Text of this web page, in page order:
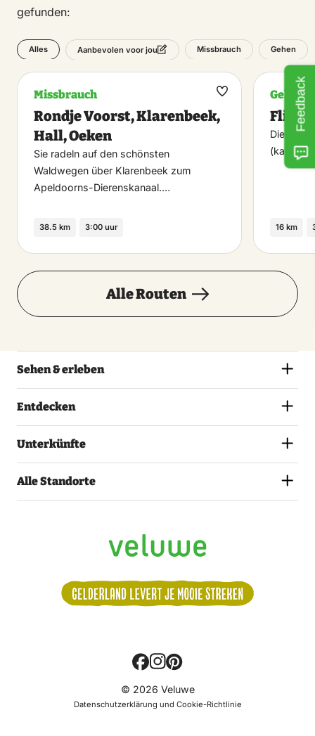
gefunden:
Alles Aanbevolen voor jou Missbrauch Gehen
Missbrauch
Rondje Voorst, Klarenbeek,
Hall, Oeken
Sie radeln auf den schönsten
Waldwegen über Klarenbeek zum
Apeldoorns-Dierenskanaal.…
38.5 km 3:00 uur
Maak
Gehen
Dieser
(kann
16 km
Alle Routen
Sehen & erleben
Entdecken
Unterkünfte
Alle Standorte
Volg
ons:
© 2026 Veluwe
Datenschutzerklärung und Cookie-Richtlinie
Feedback